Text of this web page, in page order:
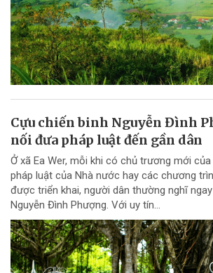
Cựu chiến binh Nguyễn Đình
nối đưa pháp luật đến gần dân
Ở xã Ea Wer, mỗi khi có chủ trương mới
pháp luật của Nhà nước hay các chương
được triển khai, người dân thường nghĩ
Nguyễn Đình Phượng. Với uy tín...